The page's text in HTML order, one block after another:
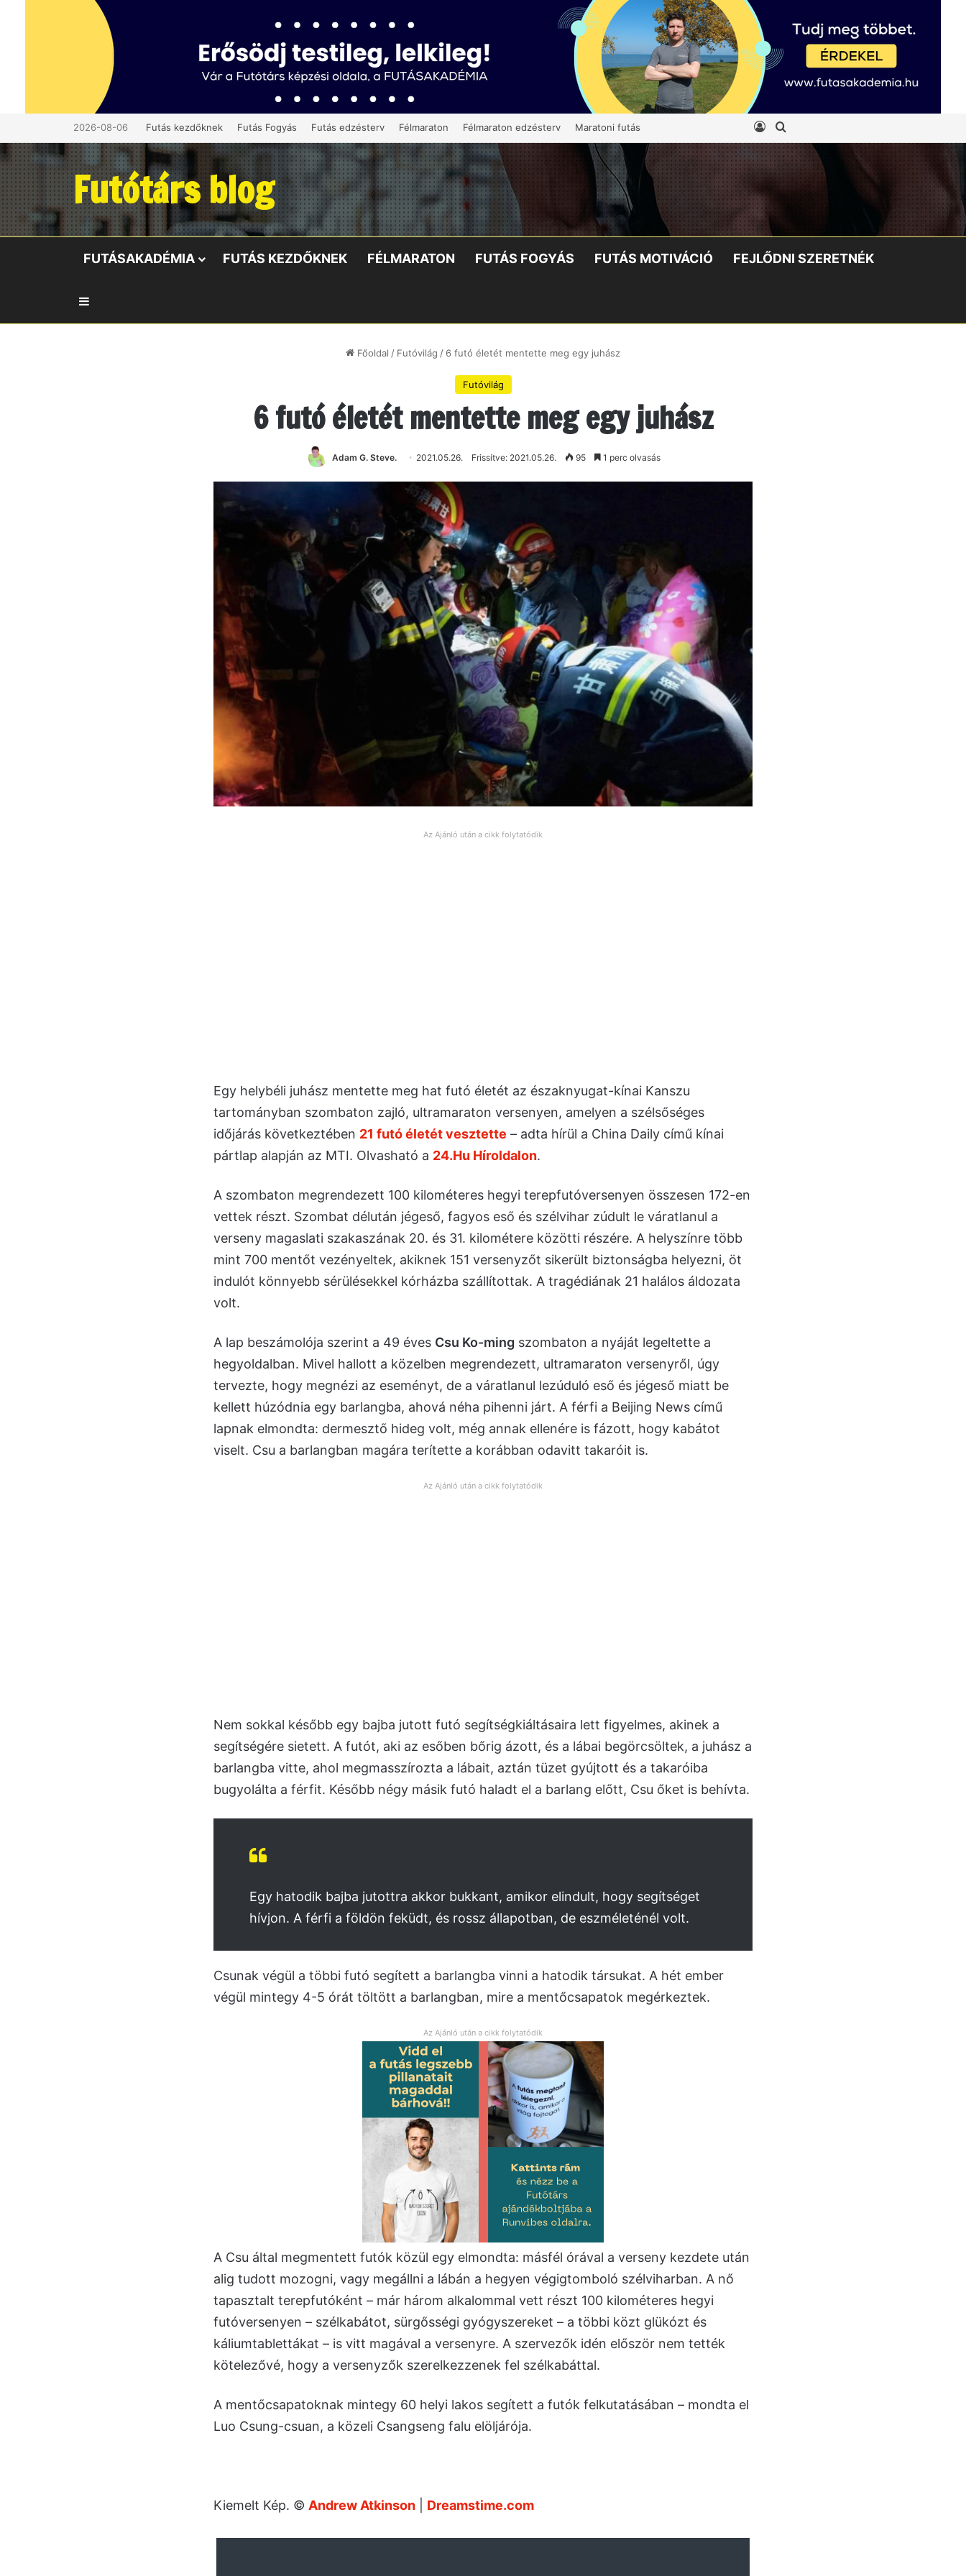
2026-08-06 Futás kezdőknek Futás Fogyás Futás edzésterv Félmaraton Félmaraton edzésterv Maratoni futás Belépés
Futótárs blog
FUTÁSAKADÉMIA FUTÁS KEZDŐKNEK FÉLMARATON FUTÁS FOGYÁS FUTÁS MOTIVÁCIÓ FEJLŐDNI SZERETNÉK
Főoldal / Futóvilág / 6 futó életét mentette meg egy juhász
Futóvilág
6 futó életét mentette meg egy juhász
Adam G. Steve. 2021.05.26. Frissítve: 2021.05.26. 95 1 perc olvasás
Az Ajánló után a cikk folytatódik
Egy helybéli juhász mentette meg hat futó életét az északnyugat-kínai Kanszu
tartományban szombaton zajló, ultramaraton versenyen, amelyen a szélsőséges
időjárás következtében 21 futó életét vesztette – adta hírül a China Daily című kínai
pártlap alapján az MTI. Olvasható a 24.Hu Híroldalon.
A szombaton megrendezett 100 kilométeres hegyi terepfutóversenyen összesen 172-en
vettek részt. Szombat délután jégeső, fagyos eső és szélvihar zúdult le váratlanul a
verseny magaslati szakaszának 20. és 31. kilométere közötti részére. A helyszínre több
mint 700 mentőt vezényeltek, akiknek 151 versenyzőt sikerült biztonságba helyezni, öt
indulót könnyebb sérülésekkel kórházba szállítottak. A tragédiának 21 halálos áldozata
volt.
A lap beszámolója szerint a 49 éves Csu Ko-ming szombaton a nyáját legeltette a
hegyoldalban. Mivel hallott a közelben megrendezett, ultramaraton versenyről, úgy
tervezte, hogy megnézi az eseményt, de a váratlanul lezúduló eső és jégeső miatt be
kellett húzódnia egy barlangba, ahová néha pihenni járt. A férfi a Beijing News című
lapnak elmondta: dermesztő hideg volt, még annak ellenére is fázott, hogy kabátot
viselt. Csu a barlangban magára terítette a korábban odavitt takaróit is.
Az Ajánló után a cikk folytatódik
Nem sokkal később egy bajba jutott futó segítségkiáltásaira lett figyelmes, akinek a
segítségére sietett. A futót, aki az esőben bőrig ázott, és a lábai begörcsöltek, a juhász a
barlangba vitte, ahol megmasszírozta a lábait, aztán tüzet gyújtott és a takaróiba
bugyolálta a férfit. Később négy másik futó haladt el a barlang előtt, Csu őket is behívta.
Egy hatodik bajba jutottra akkor bukkant, amikor elindult, hogy segítséget
hívjon. A férfi a földön feküdt, és rossz állapotban, de eszméleténél volt.
Csunak végül a többi futó segített a barlangba vinni a hatodik társukat. A hét ember
végül mintegy 4-5 órát töltött a barlangban, mire a mentőcsapatok megérkeztek.
Az Ajánló után a cikk folytatódik
A Csu által megmentett futók közül egy elmondta: másfél órával a verseny kezdete után
alig tudott mozogni, vagy megállni a lábán a hegyen végigtomboló szélviharban. A nő
tapasztalt terepfutóként – már három alkalommal vett részt 100 kilométeres hegyi
futóversenyen – szélkabátot, sürgősségi gyógyszereket – a többi közt glükózt és
káliumtablettákat – is vitt magával a versenyre. A szervezők idén először nem tették
kötelezővé, hogy a versenyzők szerelkezzenek fel szélkabáttal.
A mentőcsapatoknak mintegy 60 helyi lakos segített a futók felkutatásában – mondta el
Luo Csung-csuan, a közeli Csangseng falu elöljárója.
Kiemelt Kép. © Andrew Atkinson Dreamstime.com